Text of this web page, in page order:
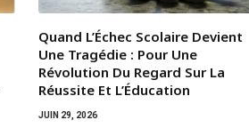
Quand L’Échec Scolaire Devient
Une Tragédie : Pour Une
Révolution Du Regard Sur La
Réussite Et L’Éducation
JUIN 29, 2026